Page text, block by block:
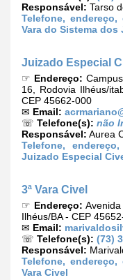
Responsável: Tarso
Telefone,
Vara do Sistema
Juizado Especial
☞ Endereço:
16, Rodovia Ilhéus/
CEP 45662-000
✉ Email:
☏ Telefone(s): não
Responsável: Aurea
Telefone,
Juizado Especial
3ª Vara Civel
☞ Endereço:
Ilhéus/BA - CEP
✉ Email:
☏ Telefone(s): (73)
Responsável:
Telefone,
Vara Civel